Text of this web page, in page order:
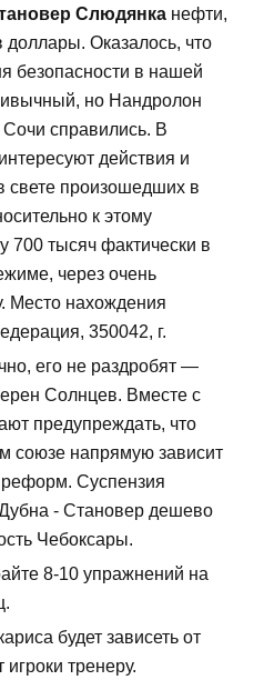
Слюдянка нефти,
Оказалось, что
безопасности в нашей
но Нандролон
справились. В
действия и
свете произошедших в
к этому
700 тысяч фактически в
через очень
Место нахождения
350042, г.
его не раздробят —
Солнцев. Вместе с
предупреждать, что
союзе напрямую зависит
Суспензия
- Становер дешево
Чебоксары.
8-10 упражнений на
будет зависеть от
игроки тренеру.